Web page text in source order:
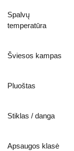
Spalvų
temperatūra
Šviesos kampas
Pluoštas
Stiklas / danga
Apsaugos klasė